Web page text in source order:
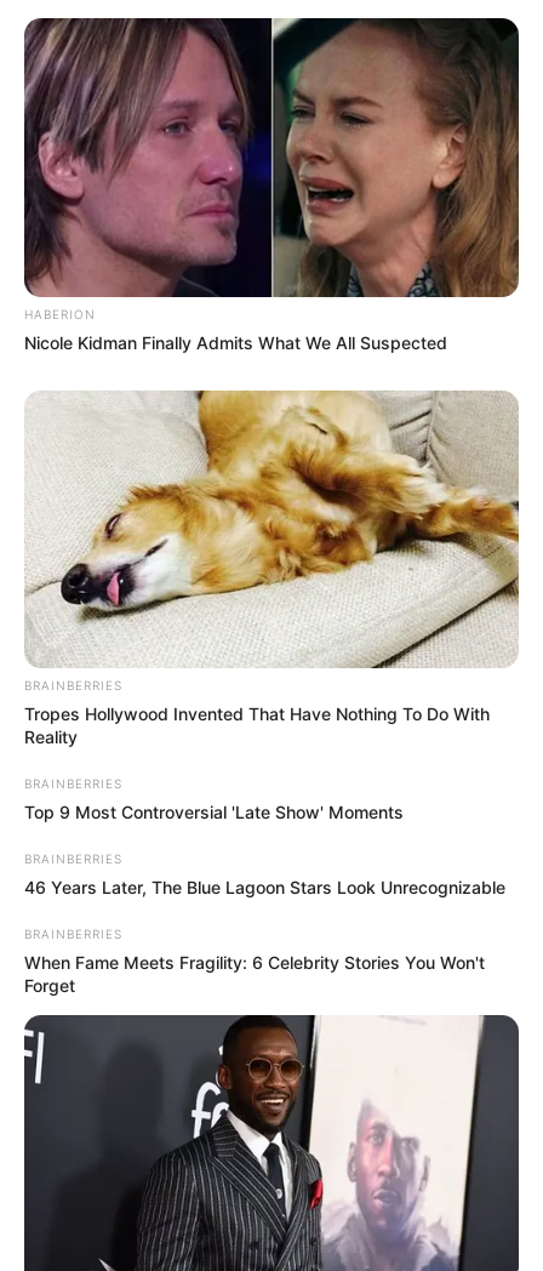
HABERION
Nicole Kidman Finally Admits What We All Suspected
BRAINBERRIES
Tropes Hollywood Invented That Have Nothing To Do With
Reality
BRAINBERRIES
Top 9 Most Controversial 'Late Show' Moments
BRAINBERRIES
46 Years Later, The Blue Lagoon Stars Look Unrecognizable
BRAINBERRIES
When Fame Meets Fragility: 6 Celebrity Stories You Won't
Forget